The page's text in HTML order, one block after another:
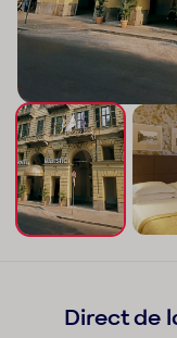
Direct de